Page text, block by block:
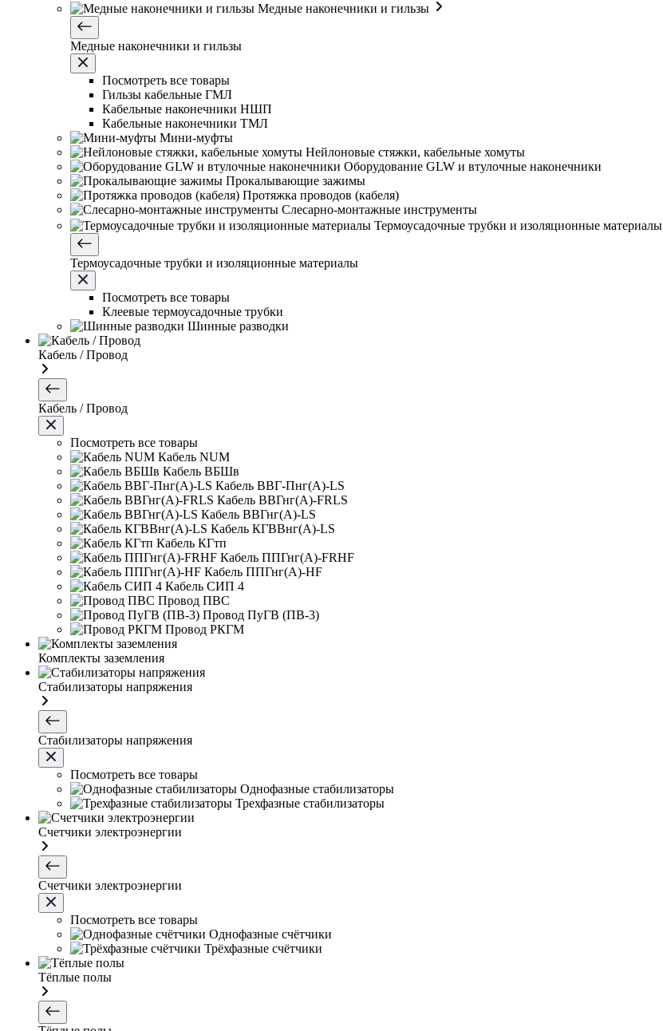
Медные наконечники и гильзы
Медные наконечники и гильзы
Посмотреть все товары
Гильзы кабельные ГМЛ
Кабельные наконечники НШП
Кабельные наконечники ТМЛ
Мини-муфты
Нейлоновые стяжки, кабельные хомуты
Оборудование GLW и втулочные наконечники
Прокалывающие зажимы
Протяжка проводов (кабеля)
Слесарно-монтажные инструменты
Термоусадочные трубки и изоляционные материалы
Термоусадочные трубки и изоляционные материалы
Посмотреть все товары
Клеевые термоусадочные трубки
Шинные разводки
Кабель / Провод
Кабель / Провод
Посмотреть все товары
Кабель NUM
Кабель ВБШв
Кабель ВВГ-Пнг(А)-LS
Кабель ВВГнг(А)-FRLS
Кабель ВВГнг(А)-LS
Кабель КГВВнг(А)-LS
Кабель КГтп
Кабель ППГнг(А)-FRHF
Кабель ППГнг(А)-HF
Кабель СИП 4
Провод ПВС
Провод ПуГВ (ПВ-3)
Провод РКГМ
Комплекты заземления
Стабилизаторы напряжения
Стабилизаторы напряжения
Посмотреть все товары
Однофазные стабилизаторы
Трехфазные стабилизаторы
Счетчики электроэнергии
Счетчики электроэнергии
Посмотреть все товары
Однофазные счётчики
Трёхфазные счётчики
Тёплые полы